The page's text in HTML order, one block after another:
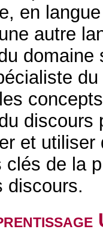
en
autre
domaine
discours
et utiliser
clés de la
discours.